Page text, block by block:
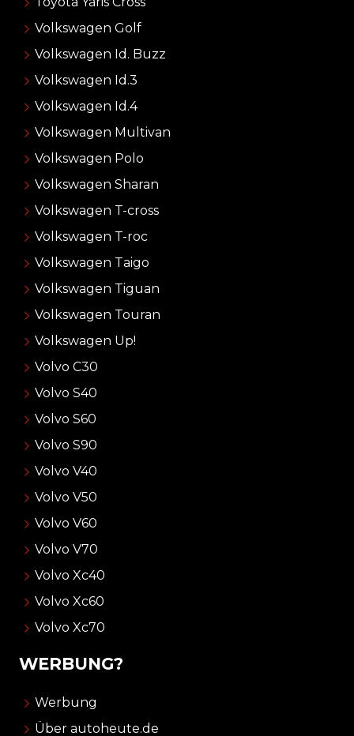
Volkswagen Golf
Volkswagen Id. Buzz
Volkswagen Id.3
Volkswagen Id.4
Volkswagen Multivan
Volkswagen Polo
Volkswagen Sharan
Volkswagen T-cross
Volkswagen T-roc
Volkswagen Taigo
Volkswagen Tiguan
Volkswagen Touran
Volkswagen Up!
Volvo C30
Volvo S40
Volvo S60
Volvo S90
Volvo V40
Volvo V50
Volvo V60
Volvo V70
Volvo Xc40
Volvo Xc60
Volvo Xc70
WERBUNG?
Werbung
Über autoheute.de